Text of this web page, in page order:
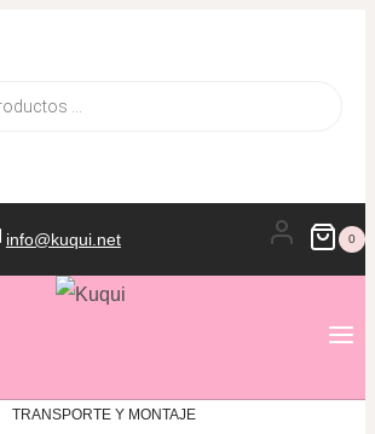
info@kuqui.net 0
TRANSPORTE Y MONTAJE